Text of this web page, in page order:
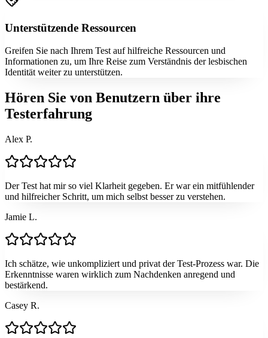
Unterstützende Ressourcen
Greifen Sie nach Ihrem Test auf hilfreiche Ressourcen und
Informationen zu, um Ihre Reise zum Verständnis der lesbischen
Identität weiter zu unterstützen.
Hören Sie von Benutzern über ihre
Testerfahrung
Alex P.
Der Test hat mir so viel Klarheit gegeben. Er war ein mitfühlender
und hilfreicher Schritt, um mich selbst besser zu verstehen.
Jamie L.
Ich schätze, wie unkompliziert und privat der Test-Prozess war. Die
Erkenntnisse waren wirklich zum Nachdenken anregend und
bestärkend.
Casey R.